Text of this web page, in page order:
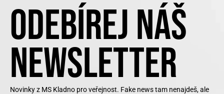
ODEBÍREJ NÁŠ
NEWSLETTER
Novinky z MS Kladno pro veřejnost. Fake news tam nenajdeš, ale